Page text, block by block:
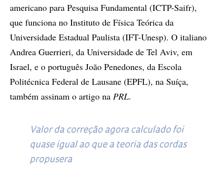
americano para Pesquisa Fundamental (ICTP-Saifr),
que funciona no Instituto de Física Teórica da
Universidade Estadual Paulista (IFT-Unesp). O italiano
Andrea Guerrieri, da Universidade de Tel Aviv, em
Israel, e o português João Penedones, da Escola
Politécnica Federal de Lausane (EPFL), na Suíça,
também assinam o artigo na PRL.
Valor da correção agora calculado foi
quase igual ao que a teoria das cordas
propusera